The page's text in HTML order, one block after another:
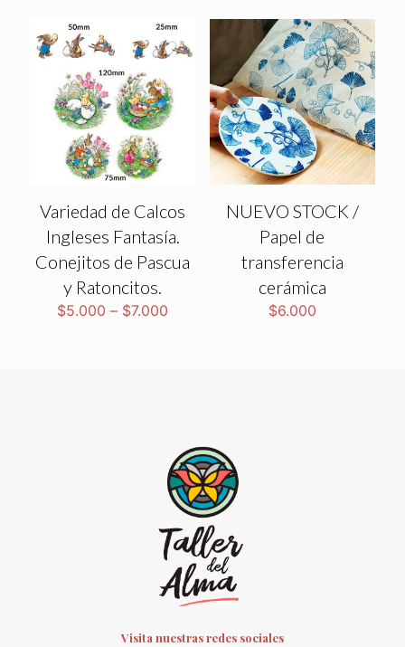
Variedad de Calcos
Ingleses Fantasía.
Conejitos de Pascua
y Ratoncitos.
$5.000 – $7.000
NUEVO STOCK /
Papel de
transferencia
cerámica
$6.000
Visita nuestras redes sociales